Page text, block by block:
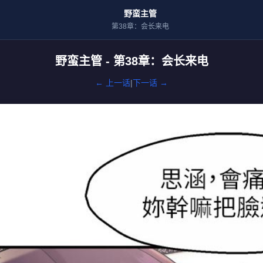
野蛮主管
第38章：会长来电
野蛮主管 - 第38章：会长来电
← 上一话|下一话 →